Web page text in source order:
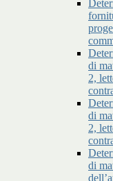
di
2,
di
2,
di